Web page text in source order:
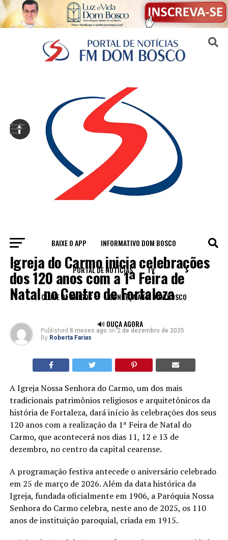
BAIXE O APP INFORMATIVO DOM BOSCO
PORTAL DE NOTÍCIAS TV
CLUBE DE AMIGOS CONHEÇA A FM DOM BOSCO
🔊 OUÇA AGORA
IGREJA
Igreja do Carmo inicia celebrações
dos 120 anos com a 1ª Feira de
Natal no Centro de Fortaleza
Published 8 meses ago on 2 de dezembro de 2025
By Roberta Farias
A Igreja Nossa Senhora do Carmo, um dos mais
tradicionais patrimônios religiosos e arquitetônicos da
história de Fortaleza, dará início às celebrações dos seus
120 anos com a realização da 1ª Feira de Natal do
Carmo, que acontecerá nos dias 11, 12 e 13 de
dezembro, no centro da capital cearense.
A programação festiva antecede o aniversário celebrado
em 25 de março de 2026. Além da data histórica da
Igreja, fundada oficialmente em 1906, a Paróquia Nossa
Senhora do Carmo celebra, neste ano de 2025, os 110
anos de instituição paroquial, criada em 1915.
Sair da versão mobile